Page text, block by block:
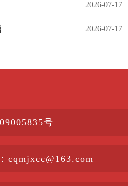
2026-07-17
2026-07-17
号
cqmjxcc@163.com